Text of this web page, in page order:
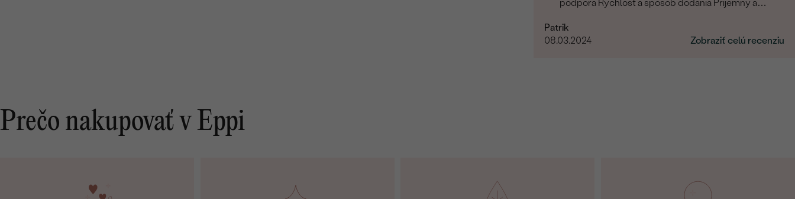
podpora Rychlost a sposob dodania Prijemny a
Patrik
08.03.2024
Zobraziť celú recenziu
Prečo nakupovať v Eppi